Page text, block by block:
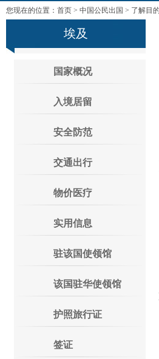
您现在的位置： 首页 > 中国公民出国 > 了解目
埃及
国家概况
入境居留
安全防范
交通出行
物价医疗
实用信息
驻该国使领馆
该国驻华使领馆
护照旅行证
签证